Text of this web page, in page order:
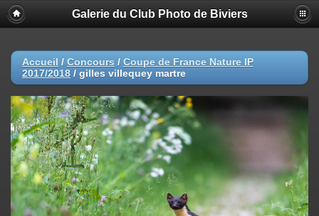
Galerie du Club Photo de Biviers
Accueil / Concours / Coupe de France Nature IP
2017/2018 / gilles villequey martre